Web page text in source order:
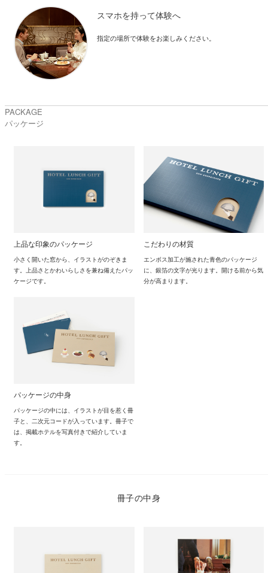
スマホを持って体験へ
指定の場所で体験をお楽しみください。
PACKAGE
パッケージ
上品な印象のパッケージ
小さく開いた窓から、イラストがのぞきま
す。上品さとかわいらしさを兼ね備えたパッ
ケージです。
こだわりの材質
エンボス加工が施された青色のパッケージ
に、銀箔の文字が光ります。開ける前から気
分が高まります。
パッケージの中身
パッケージの中には、イラストが目を惹く冊
子と、二次元コードが入っています。冊子で
は、掲載ホテルを写真付きで紹介していま
す。
冊子の中身